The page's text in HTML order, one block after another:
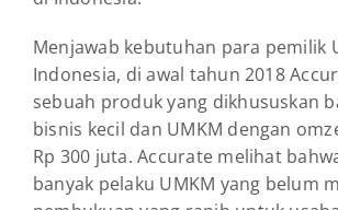
Menjawab kebutuhan para pemilik
Indonesia, di awal tahun 2018
sebuah produk yang dikhususkan
bisnis kecil dan UMKM dengan
Rp 300 juta. Accurate melihat
banyak pelaku UMKM yang belum